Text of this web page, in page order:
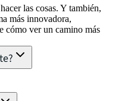
las cosas. Y también,
más innovadora,
cómo ver un camino más